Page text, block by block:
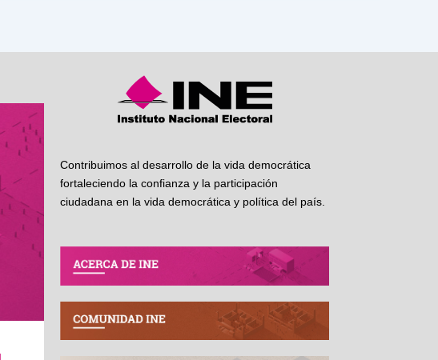
Contribuimos al desarrollo de la vida democrática
fortaleciendo la confianza y la participación
ciudadana en la vida democrática y política del país.